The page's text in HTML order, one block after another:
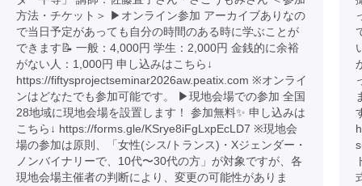
方法・チケット＞ ▶︎オンライン参加 アーカイブありなの
で当日予定があっても自分の時間のある時に学ぶことが
できます📝 一般：4,000円 学生：2,000円 金銭的に余裕
がない人：1,000円 申し込みはこちら↓
https://fiftysprojectseminar2026aw.peatix.com ※オンライ
ンはどなたでも参加可能です。 ▶︎現地会場での参加 全国
28地域に現地会場を設置します！ 参加無料✨ 申し込みは
こちら↓ https://forms.gle/KSrye8iFgLxpEcLD7 ※現地会
場の参加は原則、「女性(シス/トランス)・Xジェンダー・
ノンバイナリーで、10代〜30代の方」が対象ですが、各
現地会場主催者の判断により、変更の可能性がありま